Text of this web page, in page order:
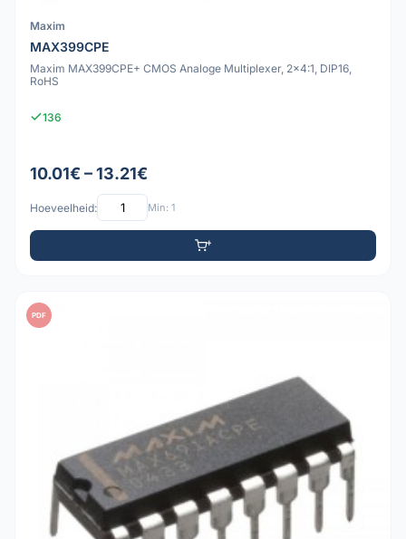
Maxim
MAX399CPE
Maxim MAX399CPE+ CMOS Analoge Multiplexer, 2x4:1, DIP16,
RoHS
136
10.01€ – 13.21€
Hoeveelheid: Min: 1
PDF